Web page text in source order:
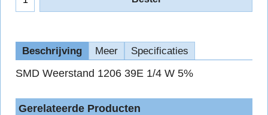
Beschrijving Meer Specificaties
SMD Weerstand 1206 39E 1/4 W 5%
Gerelateerde Producten